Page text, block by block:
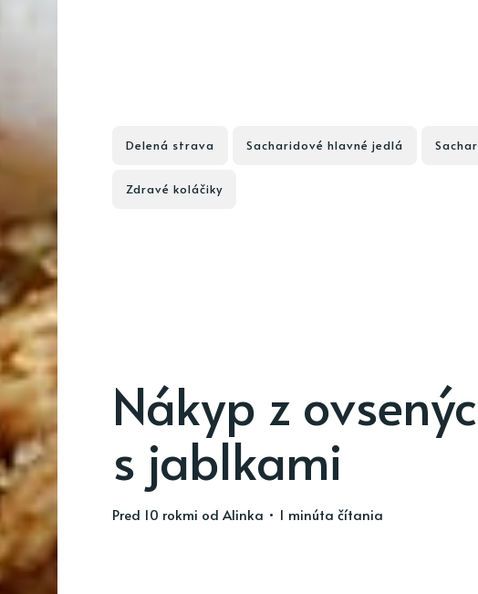
Delená strava Sacharidové hlavné jedlá
Zdravé koláčiky
Nákyp z
s jablkami
pred 10 rokmi od Alinka • 1 minúta čítania